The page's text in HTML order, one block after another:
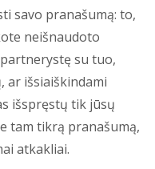
savo pranašumą: to,
neišnaudoto
su tuo,
ar išsiaiškindami
išspręstų tik jūsų
tam tikrą pranašumą,
atkakliai.